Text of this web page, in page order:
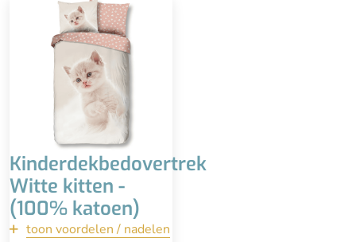
Kinderdekbedovertrek
Witte kitten -
(100% katoen)
toon voordelen / nadelen
Met brede instopstrook
Fotorealistische opdruk
Dubbelzijdig
100% katoen
Bijpassende kussensloop
60x70 cm
Wasbaar op 60 °C